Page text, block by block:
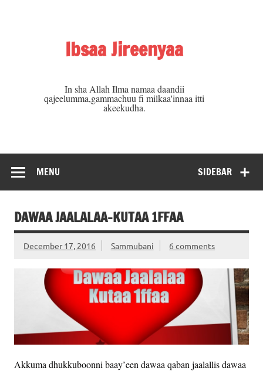
Ibsaa Jireenyaa
In sha Allah Ilma namaa daandii
qajeelumma,gammachuu fi milkaa'innaa itti
akeekudha.
SIDEBAR
MENU
DAWAA JAALALAA-KUTAA 1FFAA
December 17, 2016 Sammubani 6 comments
Akkuma dhukkuboonni baay’een dawaa qaban jaalallis dawaa